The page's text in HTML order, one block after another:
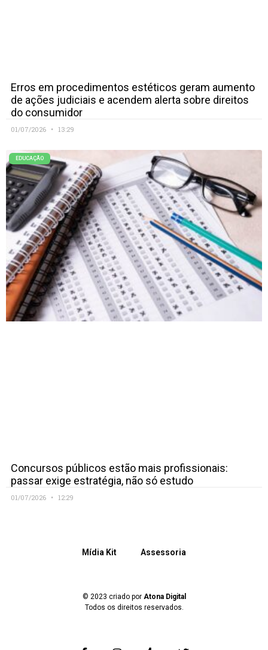
Erros em procedimentos estéticos geram aumento
de ações judiciais e acendem alerta sobre direitos
do consumidor
01/07/2026 13:29
EDUCAÇÃO
Concursos públicos estão mais profissionais:
passar exige estratégia, não só estudo
01/07/2026 12:29
Mídia Kit Assessoria
© 2023 criado por Atona Digital
Todos os direitos reservados.